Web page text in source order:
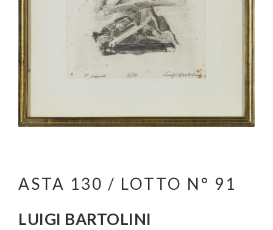
ASTA 130 / LOTTO N° 91
LUIGI BARTOLINI